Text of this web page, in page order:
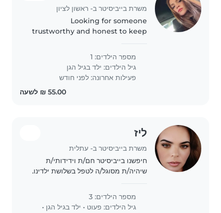
משרת בייביסיטר ב- ראשון לציון
Looking for someone
trustworthy and honest to keep
מספר הילדים: 1
גיל הילדים: ילד בגיל הגן
פעילות אחרונה: לפני חודש
ליז
משרת בייביסיטר ב- עתלית
חיפשנו בייביסיטר חם/ת וידידותי/ת
שיהיה/ת מסוגל/ה לטפל בשלושת ילדינו.
ספר יסודי. יש לילדנו הבכור אוטיזם, לכן
חשוב לנו שיהיה/ת לבייביסיטר ניסיון..
מספר הילדים: 3
גיל הילדים: פעוט • ילד בגיל הגן •